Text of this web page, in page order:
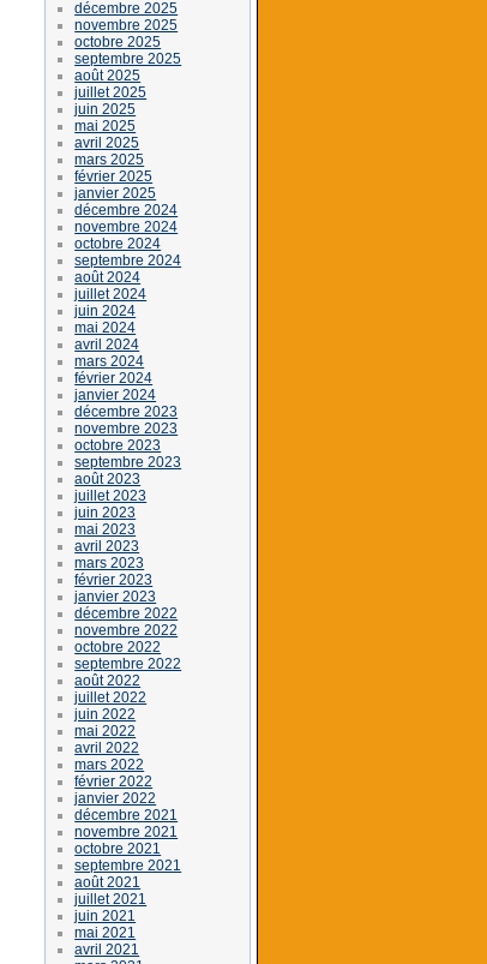
décembre 2025
novembre 2025
octobre 2025
septembre 2025
août 2025
juillet 2025
juin 2025
mai 2025
avril 2025
mars 2025
février 2025
janvier 2025
décembre 2024
novembre 2024
octobre 2024
septembre 2024
août 2024
juillet 2024
juin 2024
mai 2024
avril 2024
mars 2024
février 2024
janvier 2024
décembre 2023
novembre 2023
octobre 2023
septembre 2023
août 2023
juillet 2023
juin 2023
mai 2023
avril 2023
mars 2023
février 2023
janvier 2023
décembre 2022
novembre 2022
octobre 2022
septembre 2022
août 2022
juillet 2022
juin 2022
mai 2022
avril 2022
mars 2022
février 2022
janvier 2022
décembre 2021
novembre 2021
octobre 2021
septembre 2021
août 2021
juillet 2021
juin 2021
mai 2021
avril 2021